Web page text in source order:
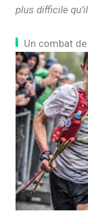
plus difficile
Un combat